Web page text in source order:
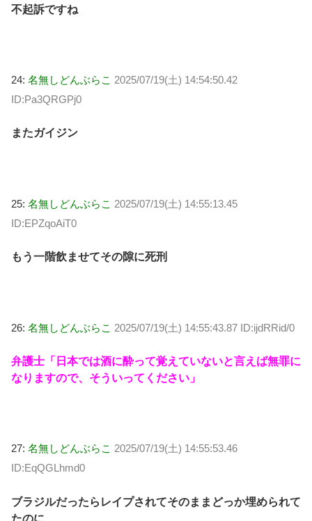
不起訴ですね
24: 名無しどんぶらこ 2025/07/19(土) 14:54:50.42
ID:Pa3QRGPj0
またガイジン
25: 名無しどんぶらこ 2025/07/19(土) 14:55:13.45
ID:EPZqoAiT0
もう一階飲ませてその隙に死刑
26: 名無しどんぶらこ 2025/07/19(土) 14:55:43.87 ID:ijdRRid/0
弁護士「日本では酒に酔って覚えていないと言えば無罪に
なりますので、そういってください」
27: 名無しどんぶらこ 2025/07/19(土) 14:55:53.46
ID:EqQGLhmd0
ブラジルだったらレイプされてそのままどっか埋められて
たのに